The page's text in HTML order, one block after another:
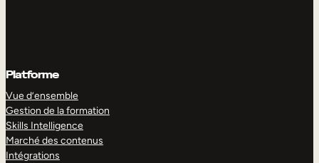
Platforme
Vue d’ensemble
Gestion de la formation
Skills Intelligence
Marché des contenus
Intégrations